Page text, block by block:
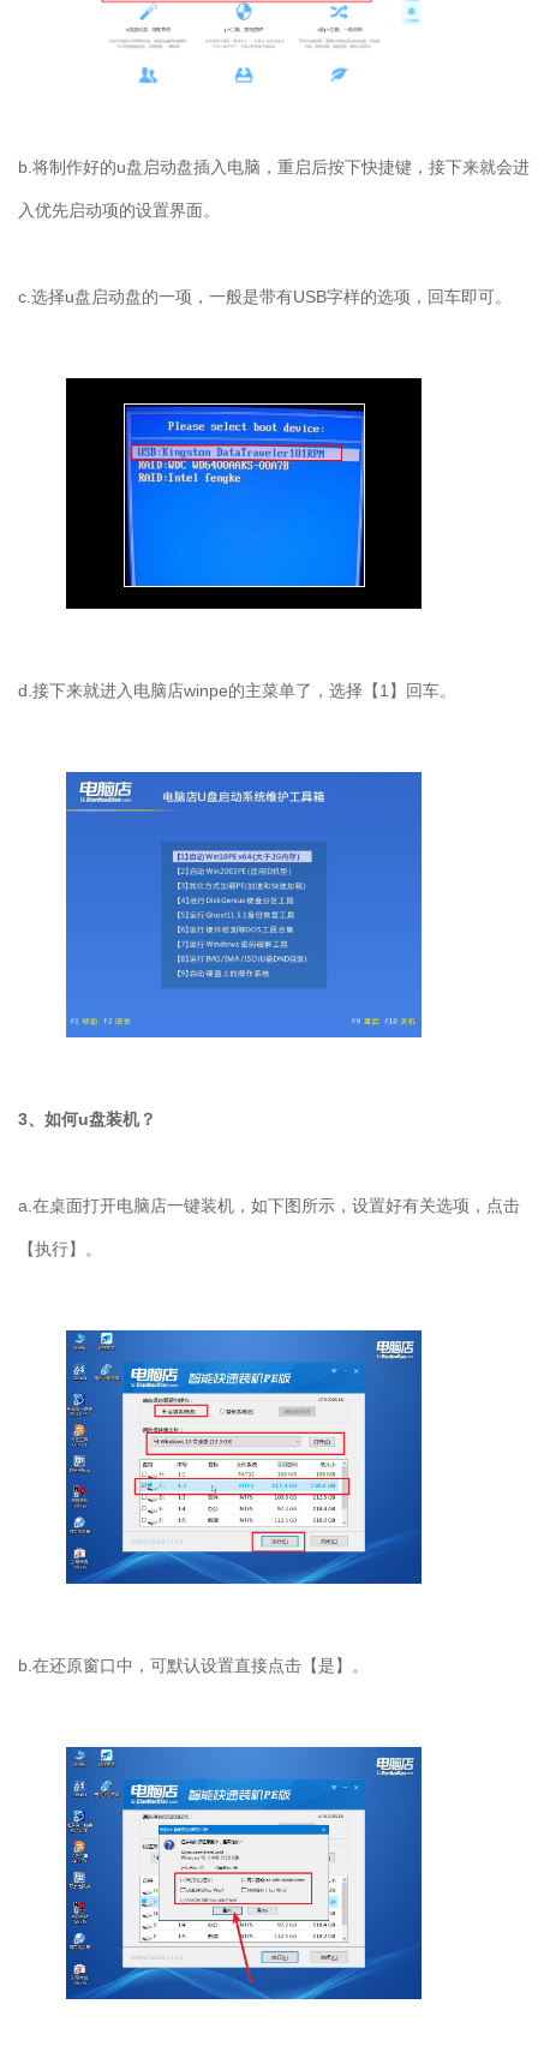
b.将制作好的u盘启动盘插入电脑，重启后按下快捷键，接下来就会进
入优先启动项的设置界面。
c.选择u盘启动盘的一项，一般是带有USB字样的选项，回车即可。
d.接下来就进入电脑店winpe的主菜单了，选择【1】回车。
3、如何u盘装机？
a.在桌面打开电脑店一键装机，如下图所示，设置好有关选项，点击
【执行】。
b.在还原窗口中，可默认设置直接点击【是】。